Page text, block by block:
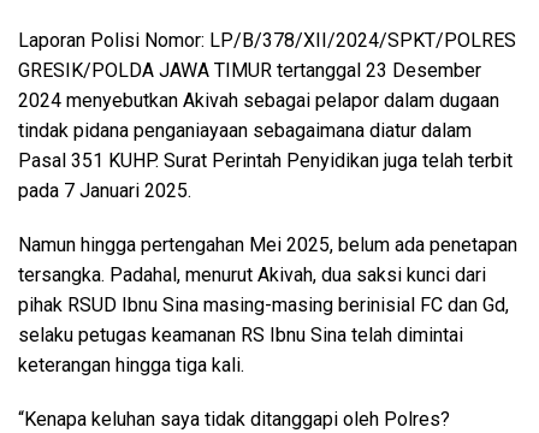
Laporan Polisi Nomor: LP/B/378/XII/2024/SPKT/POLRES
GRESIK/POLDA JAWA TIMUR tertanggal 23 Desember
2024 menyebutkan Akivah sebagai pelapor dalam dugaan
tindak pidana penganiayaan sebagaimana diatur dalam
Pasal 351 KUHP. Surat Perintah Penyidikan juga telah terbit
pada 7 Januari 2025.
Namun hingga pertengahan Mei 2025, belum ada penetapan
tersangka. Padahal, menurut Akivah, dua saksi kunci dari
pihak RSUD Ibnu Sina masing-masing berinisial FC dan Gd,
selaku petugas keamanan RS Ibnu Sina telah dimintai
keterangan hingga tiga kali.
“Kenapa keluhan saya tidak ditanggapi oleh Polres?